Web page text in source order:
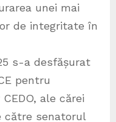
unei mai
de integritate în
s-a desfășurat
pentru
ale cărei
către senatorul